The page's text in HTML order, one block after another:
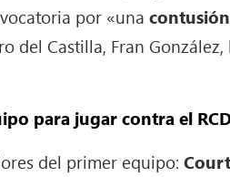
por «una
del Castilla, Fran
para jugar contra el
del primer equipo: